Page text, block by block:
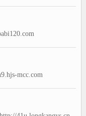
mcc.com